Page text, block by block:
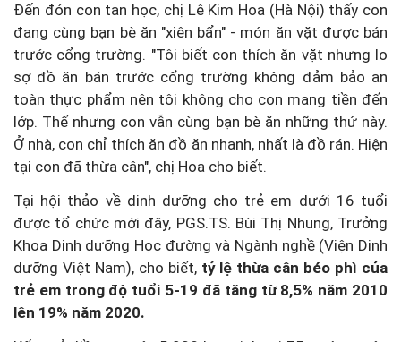
Đến đón con tan học, chị Lê Kim Hoa (Hà Nội) thấy con
đang cùng bạn bè ăn "xiên bẩn" - món ăn vặt được bán
trước cổng trường. "Tôi biết con thích ăn vặt nhưng lo
sợ đồ ăn bán trước cổng trường không đảm bảo an
toàn thực phẩm nên tôi không cho con mang tiền đến
lớp. Thế nhưng con vẫn cùng bạn bè ăn những thứ này.
Ở nhà, con chỉ thích ăn đồ ăn nhanh, nhất là đồ rán. Hiện
tại con đã thừa cân", chị Hoa cho biết.
Tại hội thảo về dinh dưỡng cho trẻ em dưới 16 tuổi
được tổ chức mới đây, PGS.TS. Bùi Thị Nhung, Trưởng
Khoa Dinh dưỡng Học đường và Ngành nghề (Viện Dinh
dưỡng Việt Nam), cho biết, tỷ lệ thừa cân béo phì của
trẻ em trong độ tuổi 5-19 đã tăng từ 8,5% năm 2010
lên 19% năm 2020.